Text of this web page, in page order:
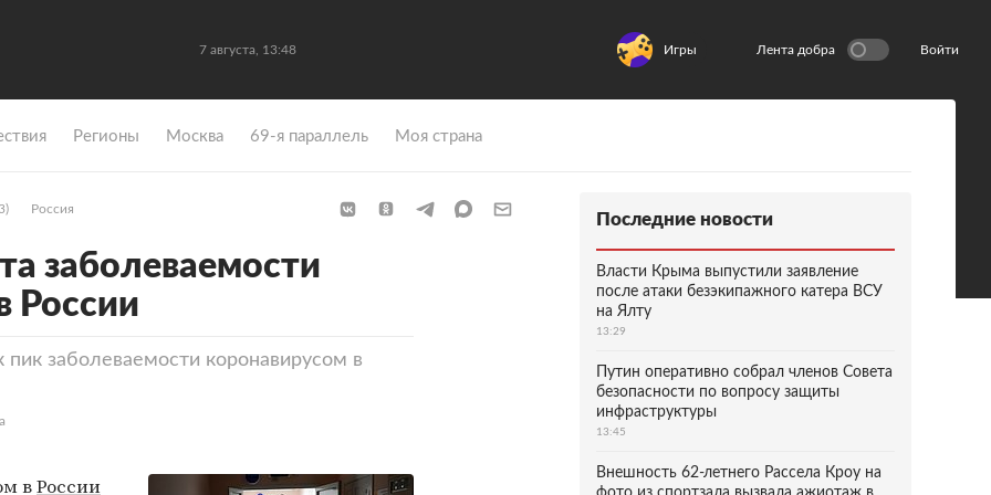
7 августа, 13:48 Игры Лента добра Войти
Регионы Москва 69-я параллель Моя страна
Россия
заболеваемости
России
заболеваемости коронавирусом в
вРоссии
Последние новости
Власти Крыма выпустили заявление
после атаки безэкипажного катера ВСУ
на Ялту
13:29
Путин оперативно собрал членов Совета
безопасности по вопросу защиты
инфраструктуры
13:45
Внешность 62-летнего Рассела Кроу на